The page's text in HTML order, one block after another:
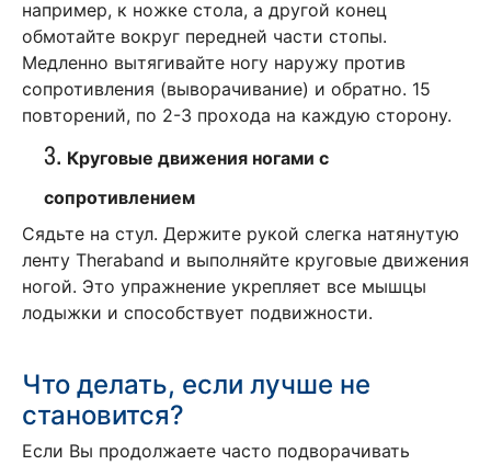
например, к ножке стола, а другой конец
обмотайте вокруг передней части стопы.
Медленно вытягивайте ногу наружу против
сопротивления (выворачивание) и обратно. 15
повторений, по 2-3 прохода на каждую сторону.
3. Круговые движения ногами с
сопротивлением
Сядьте на стул. Держите рукой слегка натянутую
ленту Theraband и выполняйте круговые движения
ногой. Это упражнение укрепляет все мышцы
лодыжки и способствует подвижности.
Что делать, если лучше не
становится?
Если Вы продолжаете часто подворачивать